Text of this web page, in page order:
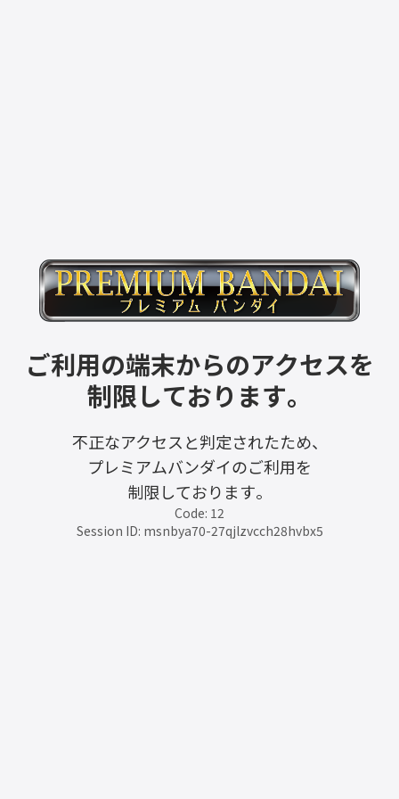
ご利用の端末からのアクセスを
制限しております。
不正なアクセスと判定されたため、
プレミアムバンダイのご利用を
制限しております。
Code: 12
Session ID: msnbya70-27qjlzvcch28hvbx5